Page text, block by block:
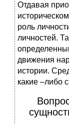
Отдавая
роль
личностей.
движения
истории.
какие –либо